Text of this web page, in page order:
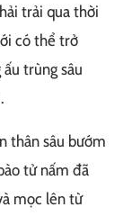
trải qua thời
có thể trở
trùng sâu
thân sâu bướm
tử nấm đã
mọc lên từ